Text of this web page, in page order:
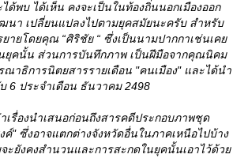
พบ ได้เห็น คงจะเป็นในท้องถิ่นนอกเมืองออก
นา เปลี่ยนแปลงไปตามยุคสมัยนะครับ สำหรับ
ยายโดยคุณ “ศิริชัย “ ซึ่งเป็นนามปากกาเช่นเค
คนั้น ส่วนการบันทึกภาพ เป็นฝีมือจากคุณนิคม
ณาธิการนิตยสารรายเดือน "คนเมือง" และได้นำ
6 ประจำเดือน ธันวาคม 2498
เรื่องนำเสนอก่อนถึงสารคดีประกอบภาพชุด
ค์" ซึ่งอาจแตกต่างจังหวัดอื่นในภาคเหนือไปบ้าง
ะยังคงสำนวนและการสะกดในยุคนั้นเอาไว้ด้ว